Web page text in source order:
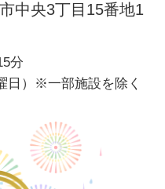
中央3丁目15番地1
分
日）※一部施設を除く